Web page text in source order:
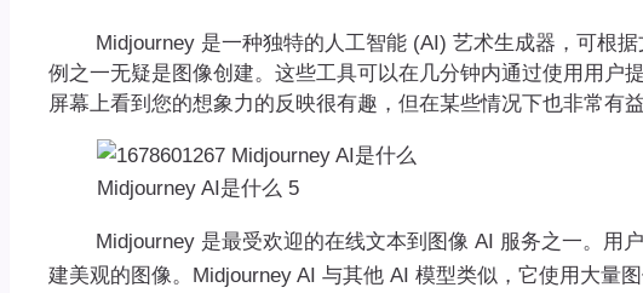
Midjourney 是一种独特的人工智能 (AI) 艺术生成器，可根据
例之一无疑是图像创建。这些工具可以在几分钟内通过使用用户
屏幕上看到您的想象力的反映很有趣，但在某些情况下也非常有益
Midjourney AI是什么 5
Midjourney 是最受欢迎的在线文本到图像 AI 服务之一。用
建美观的图像。Midjourney AI 与其他 AI 模型类似，它使用大量